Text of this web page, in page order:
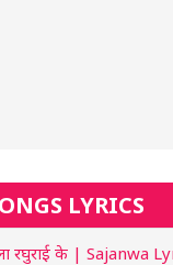
LYRICS
रघुराई के | Sajanwa